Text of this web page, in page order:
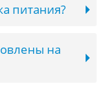
питания?
на